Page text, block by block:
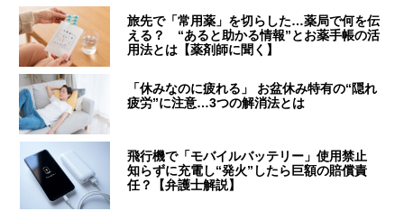
旅先で「常用薬」を切らした…薬局で何を伝
える？ “あると助かる情報”とお薬手帳の活
用法とは【薬剤師に聞く】
「休みなのに疲れる」 お盆休み特有の“隠れ
疲労”に注意…3つの解消法とは
飛行機で「モバイルバッテリー」使用禁止
知らずに充電し“発火”したら巨額の賠償責
任？【弁護士解説】